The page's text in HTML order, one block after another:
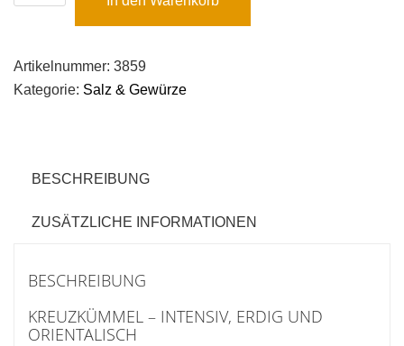
&
Menge
Artikelnummer: 3859
Kategorie: Salz & Gewürze
BESCHREIBUNG
ZUSÄTZLICHE INFORMATIONEN
BESCHREIBUNG
KREUZKÜMMEL – INTENSIV, ERDIG UND
ORIENTALISCH